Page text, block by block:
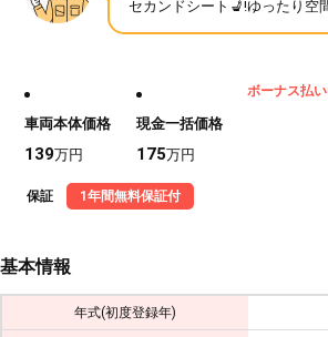
セカンドシート💺!ゆったり空
車両本体価格
139万円
現金一括価格
175万円
ボーナス払
保証 1年間無料保証付
基本情報
年式(初度登録年)